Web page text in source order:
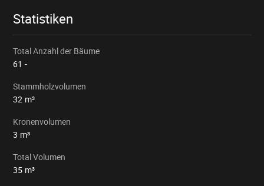
Statistiken
Total Anzahl der Bäume
61 -
Stammholzvolumen
32 m³
Kronenvolumen
3 m³
Total Volumen
35 m³